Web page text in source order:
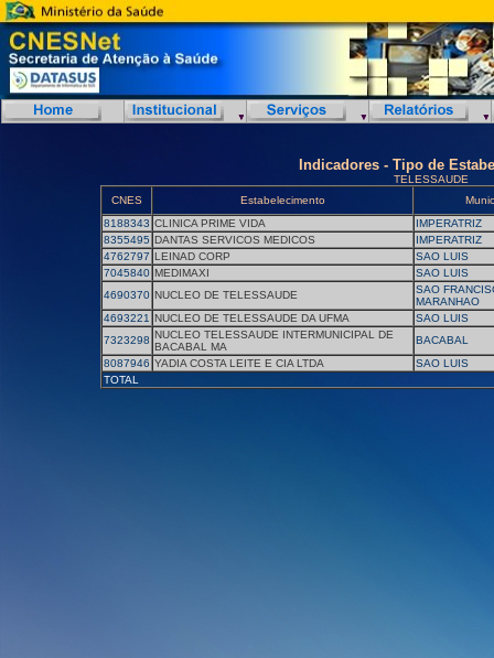
Indicadores - Tipo de
TELESSAUDE
CNES
Estabelecimento
8188343 CLINICA PRIME VIDA
IMPERATRIZ
8355495 DANTAS SERVICOS MEDICOS
IMPERATRIZ
4762797 LEINAD CORP
SAO LUIS
7045840 MEDIMAXI
SAO LUIS
4690370 NUCLEO DE TELESSAUDE
SAO
MARANHAO
4693221 NUCLEO DE TELESSAUDE DA UFMA
SAO LUIS
7323298 NUCLEO TELESSAUDE INTERMUNICIPAL DE
BACABAL MA
BACABAL
8087946 YADIA COSTA LEITE E CIA LTDA
SAO LUIS
TOTAL